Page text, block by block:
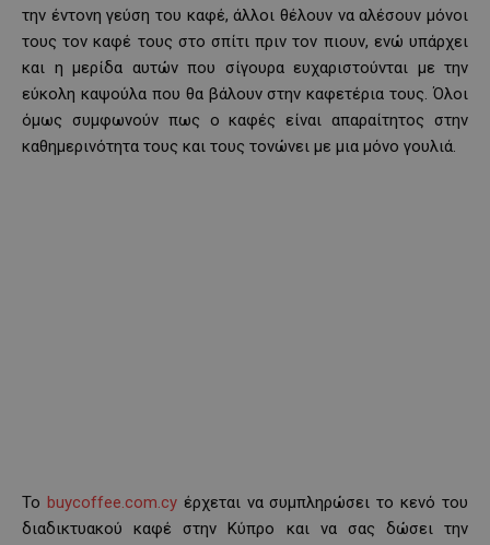
την έντονη γεύση του καφέ, άλλοι θέλουν να αλέσουν μόνοι
τους τον καφέ τους στο σπίτι πριν τον πιουν, ενώ υπάρχει
και η μερίδα αυτών που σίγουρα ευχαριστούνται με την
εύκολη καψούλα που θα βάλουν στην καφετέρια τους. Όλοι
όμως συμφωνούν πως ο καφές είναι απαραίτητος στην
καθημερινότητα τους και τους τονώνει με μια μόνο γουλιά.
Το buycoffee.com.cyέρχεται να συμπληρώσει το κενό του
διαδικτυακού καφέ στην Κύπρο και να σας δώσει την